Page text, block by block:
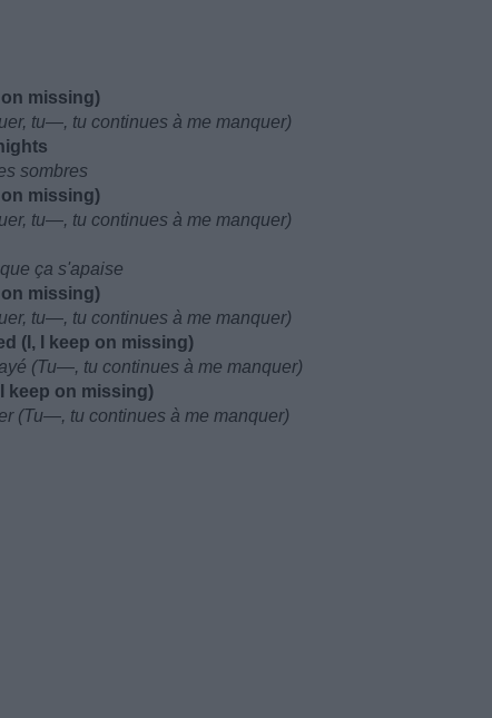
on missing)
tu—, tu continues à me manquer)
sombres
on missing)
tu—, tu continues à me manquer)
ça s'apaise
on missing)
tu—, tu continues à me manquer)
(I, I keep on missing)
(Tu—, tu continues à me manquer)
keep on missing)
(Tu—, tu continues à me manquer)